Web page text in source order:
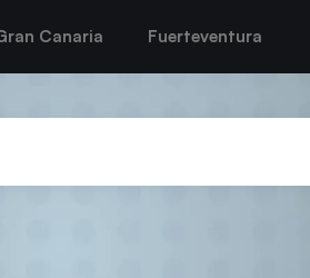
Canaria Fuerteventura
CICAR